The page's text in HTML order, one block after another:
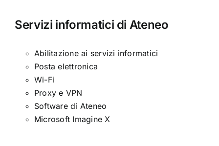
Servizi informatici di Ateneo
Abilitazione ai servizi informatici
Posta elettronica
Wi-Fi
Proxy e VPN
Software di Ateneo
Microsoft Imagine X